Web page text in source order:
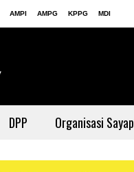
AMPI AMPG KPPG MDI
DPP Organisasi Sayap